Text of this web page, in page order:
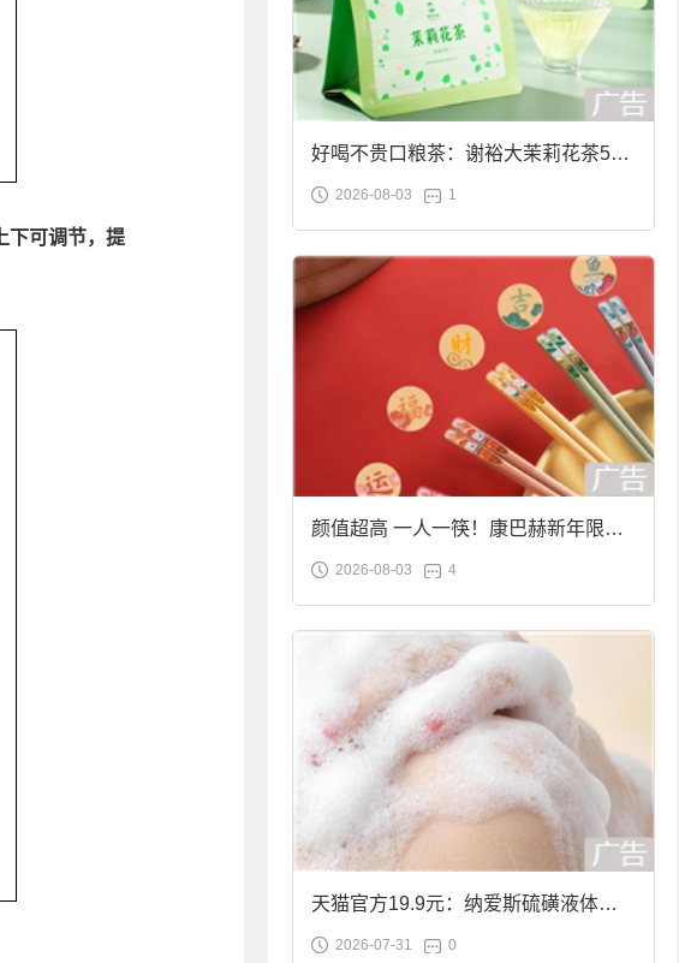
下可调节，提
好喝不贵口粮茶：谢裕大茉莉花茶50g
袋装9.9元到手
2026-08-03 1
颜值超高 一人一筷！康巴赫新年限定
合金筷子大促：19.9元
2026-08-03 4
天猫官方19.9元：纳爱斯硫磺液体香
皂2斤大促
2026-07-31 0